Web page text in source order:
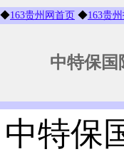
◆163贵州网首页 ◆163贵
中特保国
中特保